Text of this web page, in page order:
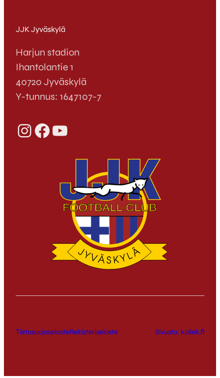
JJK Jyväskylä
Harjun stadion
Ihantolantie 1
40720 Jyväskylä
Y-tunnus: 1647107-7
InstagramFacebook YouTube
TietosuojaselosteRekisteriseloste Sivusto: kallek.fi